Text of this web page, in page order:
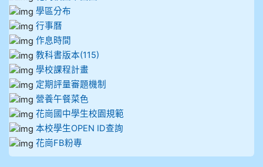
學區分布
行事曆
作息時間
教科書版本(115)
學校課程計畫
定期評量審題機制
營養午餐菜色
花崗國中學生校園規範
本校學生OPEN ID查詢
花崗FB粉專